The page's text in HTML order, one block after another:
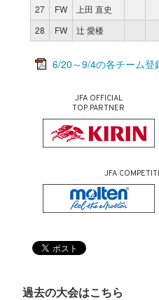
27
FW 上田 直史
28
FW 辻 愛楼
6/20～9/4の各チーム登
JFA OFFICIAL
TOP PARTNER
JFA
過去の大会はこちら